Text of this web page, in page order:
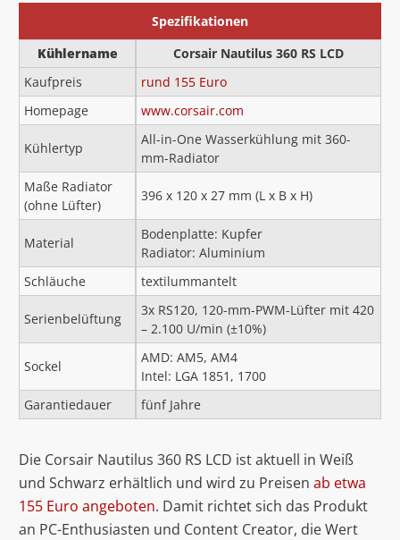
Spezifikationen
Kühlername
Corsair Nautilus 360 RS LCD
Kaufpreis
rund 155 Euro
Homepage
www.corsair.com
Kühlertyp
All-in-One Wasserkühlung mit 360-
mm-Radiator
Maße Radiator
(ohne Lüfter)
396 x 120 x 27 mm (L x B x H)
Material
Bodenplatte: Kupfer
Radiator: Aluminium
Schläuche
textilummantelt
Serienbelüftung
3x RS120, 120-mm-PWM-Lüfter mit 420
– 2.100 U/min (±10%)
Sockel
AMD: AM5, AM4
Intel: LGA 1851, 1700
Garantiedauer
fünf Jahre
Die Corsair Nautilus 360 RS LCD ist aktuell in Weiß
und Schwarz erhältlich und wird zu Preisen ab etwa
155 Euro angeboten. Damit richtet sich das Produkt
an PC-Enthusiasten und Content Creator, die Wert